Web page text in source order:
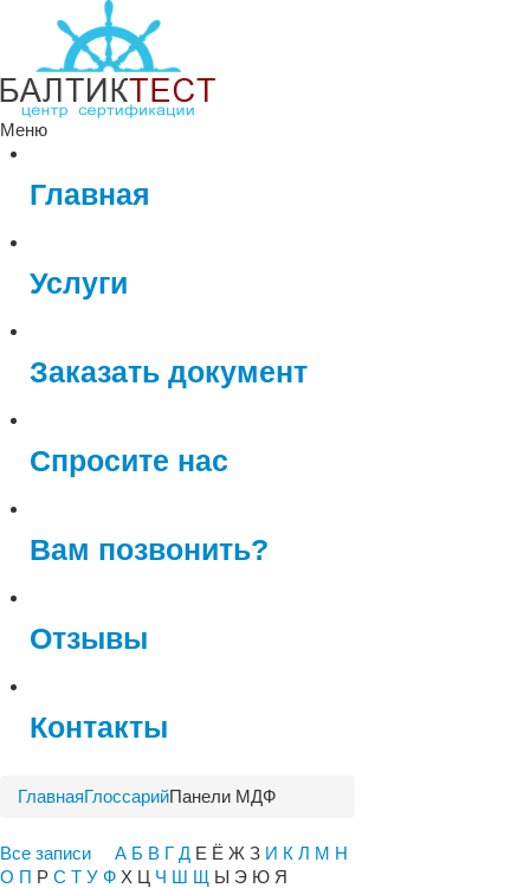
Меню
Главная
Услуги
Заказать документ
Спросите нас
Вам позвонить?
Отзывы
Контакты
ГлавнаяГлоссарийПанели МДФ
Все записи А Б В Г Д Е Ё Ж З И К Л М Н
О П Р С Т У Ф Х Ц Ч Ш Щ Ы Э Ю Я